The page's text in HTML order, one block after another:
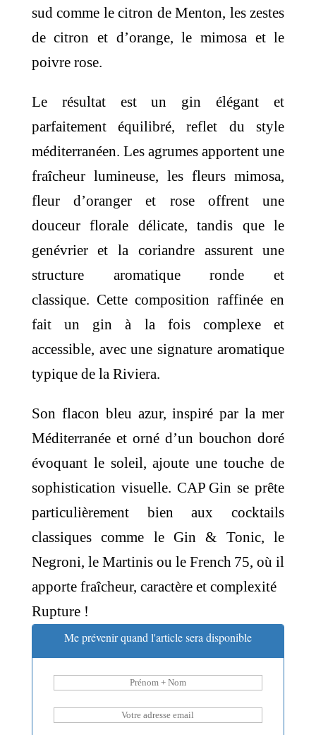
sud comme le citron de Menton, les zestes
de citron et d’orange, le mimosa et le
poivre rose.
Le résultat est un gin élégant et
parfaitement équilibré, reflet du style
méditerranéen. Les agrumes apportent une
fraîcheur lumineuse, les fleurs mimosa,
fleur d’oranger et rose offrent une
douceur florale délicate, tandis que le
genévrier et la coriandre assurent une
structure aromatique ronde et
classique. Cette composition raffinée en
fait un gin à la fois complexe et
accessible, avec une signature aromatique
typique de la Riviera.
Son flacon bleu azur, inspiré par la mer
Méditerranée et orné d’un bouchon doré
évoquant le soleil, ajoute une touche de
sophistication visuelle. CAP Gin se prête
particulièrement bien aux cocktails
classiques comme le Gin & Tonic, le
Negroni, le Martinis ou le French 75, où il
apporte fraîcheur, caractère et complexité
Rupture !
Me prévenir quand l'article sera disponible